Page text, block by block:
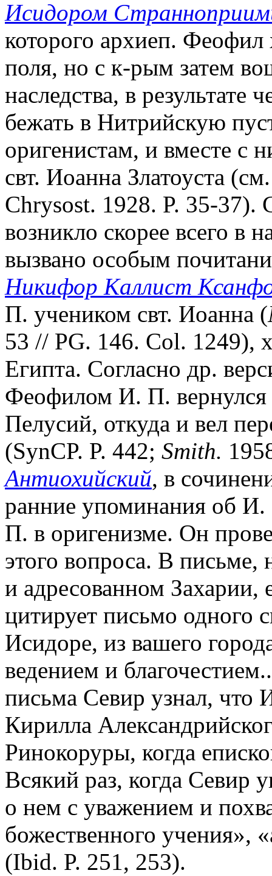
Исидором
которого архиеп. Феофил
поля, но с к-рым затем
наследства, в
бежать в Нитрийскую
оригенистам, и вместе с
свт. Иоанна Златоуста
Chrysost. 1928. P. 35-
возникло скорее всего в
вызвано особым
Никифор Каллист
П. учеником свт. Иоанна (
53 // PG. 146. Col. 1249),
Египта. Согласно др.
Феофилом И. П. вернулся
Пелусий, откуда и вел
(SynCP. P. 442; Smith.
Антиохийский, в
ранние упоминания об
П. в оригенизме. Он
этого вопроса. В
и адресованном
цитирует письмо одного
Исидоре, из вашего
ведением и
письма Севир узнал, что
Кирилла
Ринокоруры, когда
Всякий раз, когда Севир
о нем с уважением и
божественного учения»,
(Ibid. P. 251, 253).